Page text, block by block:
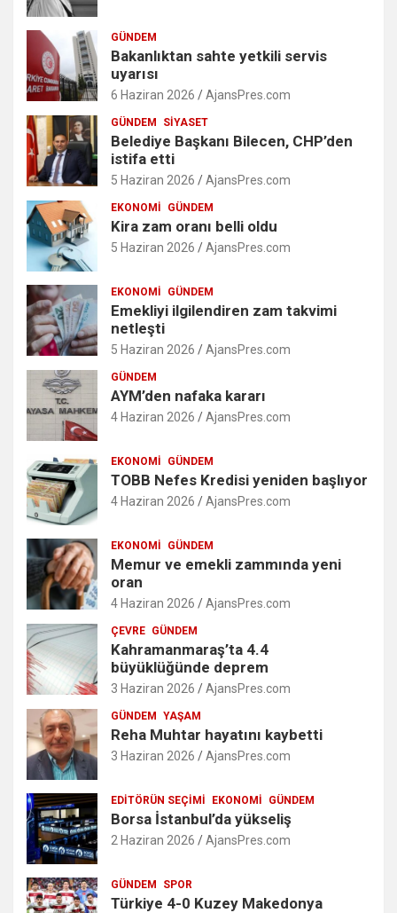
GÜNDEM
Bakanlıktan sahte yetkili servis
uyarısı
6 Haziran 2026 AjansPres.com
GÜNDEM SIYASET
Belediye Başkanı Bilecen, CHP’den
istifa etti
5 Haziran 2026 AjansPres.com
EKONOMI GÜNDEM
Kira zam oranı belli oldu
5 Haziran 2026 AjansPres.com
EKONOMI GÜNDEM
Emekliyi ilgilendiren zam takvimi
netleşti
5 Haziran 2026 AjansPres.com
GÜNDEM
AYM’den nafaka kararı
4 Haziran 2026 AjansPres.com
EKONOMI GÜNDEM
TOBB Nefes Kredisi yeniden başlıyor
4 Haziran 2026 AjansPres.com
EKONOMI GÜNDEM
Memur ve emekli zammında yeni
oran
4 Haziran 2026 AjansPres.com
ÇEVRE GÜNDEM
Kahramanmaraş’ta 4.4
büyüklüğünde deprem
3 Haziran 2026 AjansPres.com
GÜNDEM YAŞAM
Reha Muhtar hayatını kaybetti
3 Haziran 2026 AjansPres.com
EDITÖRÜN SEÇIMI EKONOMI GÜNDEM
Borsa İstanbul’da yükseliş
2 Haziran 2026 AjansPres.com
GÜNDEM SPOR
Türkiye 4-0 Kuzey Makedonya